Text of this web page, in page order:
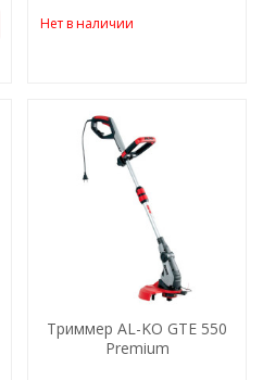
Нет в наличии
Триммер AL-KO GTE 550
Premium